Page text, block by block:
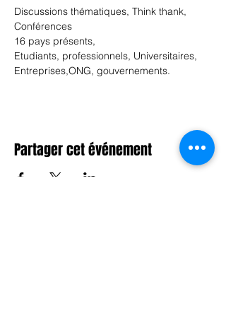
Discussions thématiques, Think thank,
Conférences
16 pays présents,
Etudiants, professionnels, Universitaires,
Entreprises,ONG, gouvernements.
Partager cet événement